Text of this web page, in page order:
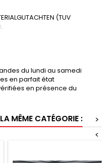
(TUV
du lundi au samedi
en parfait état
en présence du
MÊME CATÉGORIE :
>
<